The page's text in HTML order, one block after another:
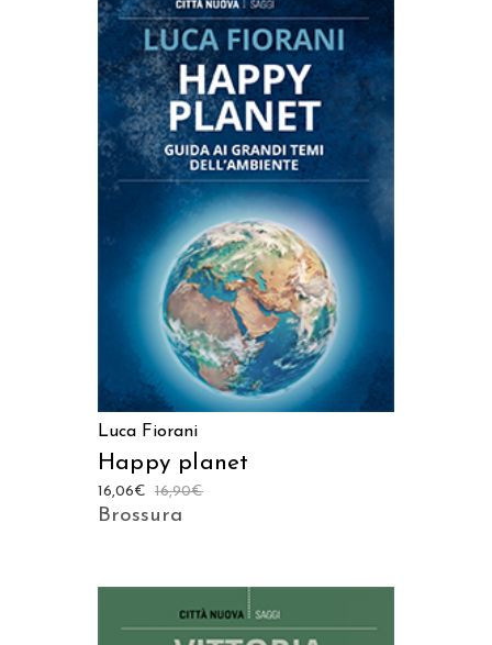
AGGIUNGI AL CARRELLO
Luca Fiorani
Happy planet
16,90€
16,06€
Brossura